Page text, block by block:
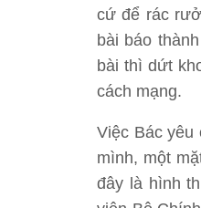
cứ để rác
bài báo
bài thì dứt
cách mạng.
Việc Bác yêu
mình, một
đây là hình